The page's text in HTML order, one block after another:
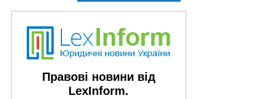
Правові новини від
LexInform.